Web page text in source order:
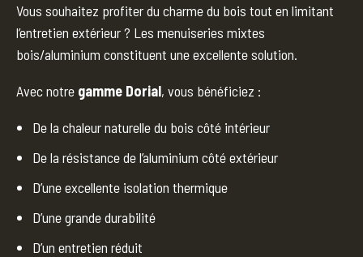
Vous souhaitez profiter du charme du bois tout en limitant
l’entretien extérieur ? Les menuiseries mixtes
bois/aluminium constituent une excellente solution.
Avec notre gamme Dorial, vous bénéficiez :
De la chaleur naturelle du bois côté intérieur
De la résistance de l’aluminium côté extérieur
D’une excellente isolation thermique
D’une grande durabilité
D’un entretien réduit